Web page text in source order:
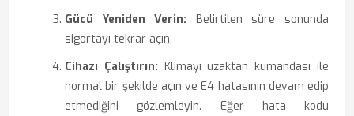
Gücü Yeniden Verin: Belirtilen süre sonunda
sigortayı tekrar açın.
Cihazı Çalıştırın: Klimayı uzaktan kumandası ile
normal bir şekilde açın ve E4 hatasının devam edip
etmediğini gözlemleyin. Eğer hata kodu